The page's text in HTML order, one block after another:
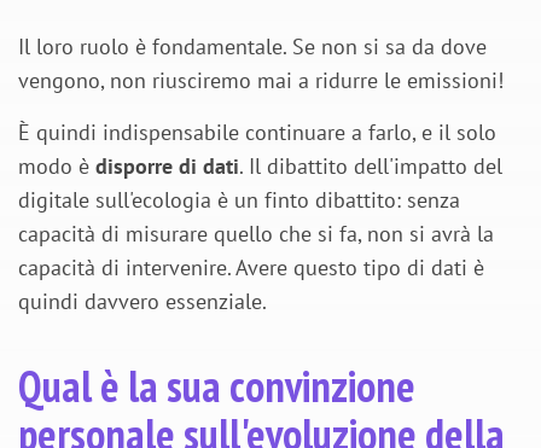
Il loro ruolo è fondamentale. Se non si sa da dove
vengono, non riusciremo mai a ridurre le emissioni!
È quindi indispensabile continuare a farlo, e il solo
modo è disporre di dati. Il dibattito dell'impatto del
digitale sull'ecologia è un finto dibattito: senza
capacità di misurare quello che si fa, non si avrà la
capacità di intervenire. Avere questo tipo di dati è
quindi davvero essenziale.
Qual è la sua convinzione
personale sull'evoluzione della